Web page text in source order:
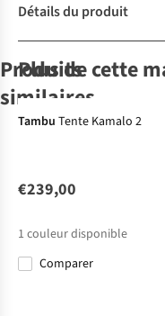
Détails du produit
Produits
similaires
-50%
€124,98
Dimensions
Plus de cette
-15%
Tambu Tente Kamalo 2
€239,00
1 couleur disponible
Comparer